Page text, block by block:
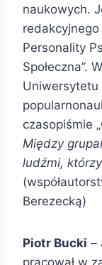
naukowych.
redakcyjnego
Personality
Społeczna”.
Uniwersytetu
czasopiśmie
Między
ludźmi,
Berezecką)
Piotr Bucki –
pracował w